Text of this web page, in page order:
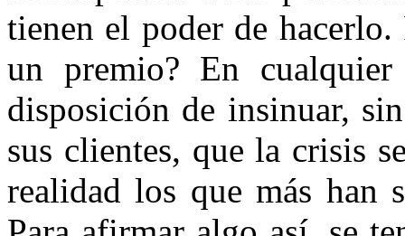
tienen el poder de hacerlo.
un premio? En
disposición de insinuar,
sus clientes, que la crisis
realidad los que más han